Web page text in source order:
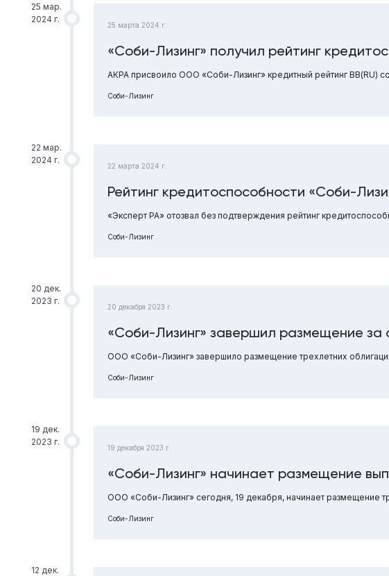
25 мар.
2024 г.
25 марта 2024 г.
«Соби-Лизинг» получил рейтинг
АКРА присвоило ООО «Соби-Лизинг» кредитный рейтинг ВВ(RU)
Соби-Лизинг
22 мар.
2024 г.
22 марта 2024 г.
Рейтинг кредитоспособности «Соби-
«Эксперт РА» отозвал без подтверждения рейтинг
Соби-Лизинг
20 дек.
2023 г.
20 декабря 2023 г.
«Соби-Лизинг» завершил размещение за
ООО «Соби-Лизинг» завершило размещение трехлетних
Соби-Лизинг
19 дек.
2023 г.
19 декабря 2023 г.
«Соби-Лизинг» начинает размещение
ООО «Соби-Лизинг» сегодня, 19 декабря, начинает размещение
Соби-Лизинг
12 дек.